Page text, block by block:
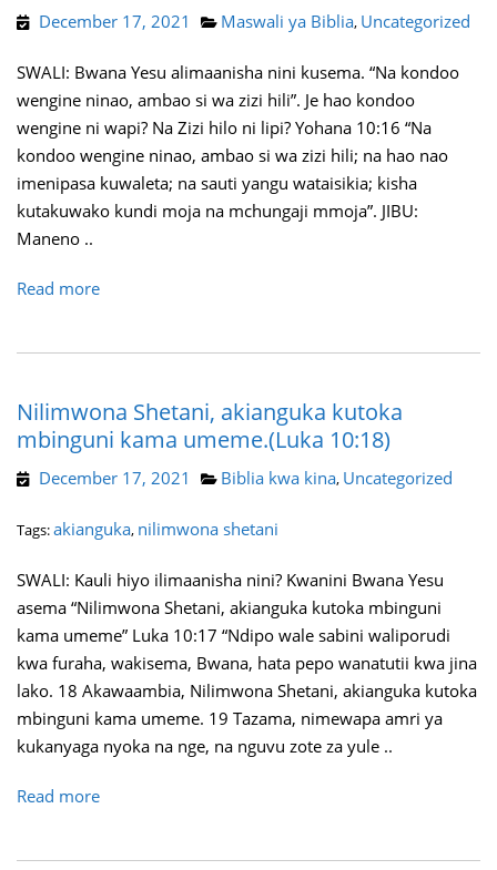
December 17, 2021 Maswali ya Biblia, Uncategorized
SWALI: Bwana Yesu alimaanisha nini kusema. “Na kondoo
wengine ninao, ambao si wa zizi hili”. Je hao kondoo
wengine ni wapi? Na Zizi hilo ni lipi? Yohana 10:16 “Na
kondoo wengine ninao, ambao si wa zizi hili; na hao nao
imenipasa kuwaleta; na sauti yangu wataisikia; kisha
kutakuwako kundi moja na mchungaji mmoja”. JIBU:
Maneno ..
Read more
Nilimwona Shetani, akianguka kutoka
mbinguni kama umeme.(Luka 10:18)
December 17, 2021 Biblia kwa kina, Uncategorized
Tags:akianguka, nilimwona shetani
SWALI: Kauli hiyo ilimaanisha nini? Kwanini Bwana Yesu
asema “Nilimwona Shetani, akianguka kutoka mbinguni
kama umeme” Luka 10:17 “Ndipo wale sabini waliporudi
kwa furaha, wakisema, Bwana, hata pepo wanatutii kwa jina
lako. 18 Akawaambia, Nilimwona Shetani, akianguka kutoka
mbinguni kama umeme. 19 Tazama, nimewapa amri ya
kukanyaga nyoka na nge, na nguvu zote za yule ..
Read more